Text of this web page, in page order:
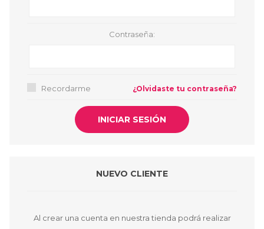
Contraseña:
Recordarme ¿Olvidaste tu contraseña?
NUEVO CLIENTE
Al crear una cuenta en nuestra tienda podrá realizar